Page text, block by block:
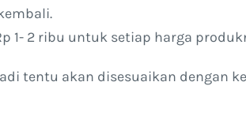
1- 2 ribu untuk setiap harga
tentu akan disesuaikan dengan